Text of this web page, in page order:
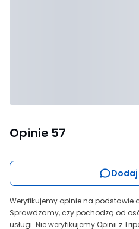
Opinie 57
Weryfikujemy opinie na podstawie
Sprawdzamy, czy pochodzą od
usługi. Nie weryfikujemy Opinii z